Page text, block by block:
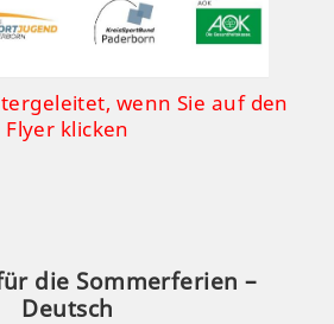
wenn Sie auf den
Flyer klicken
die Sommerferien –
Deutsch